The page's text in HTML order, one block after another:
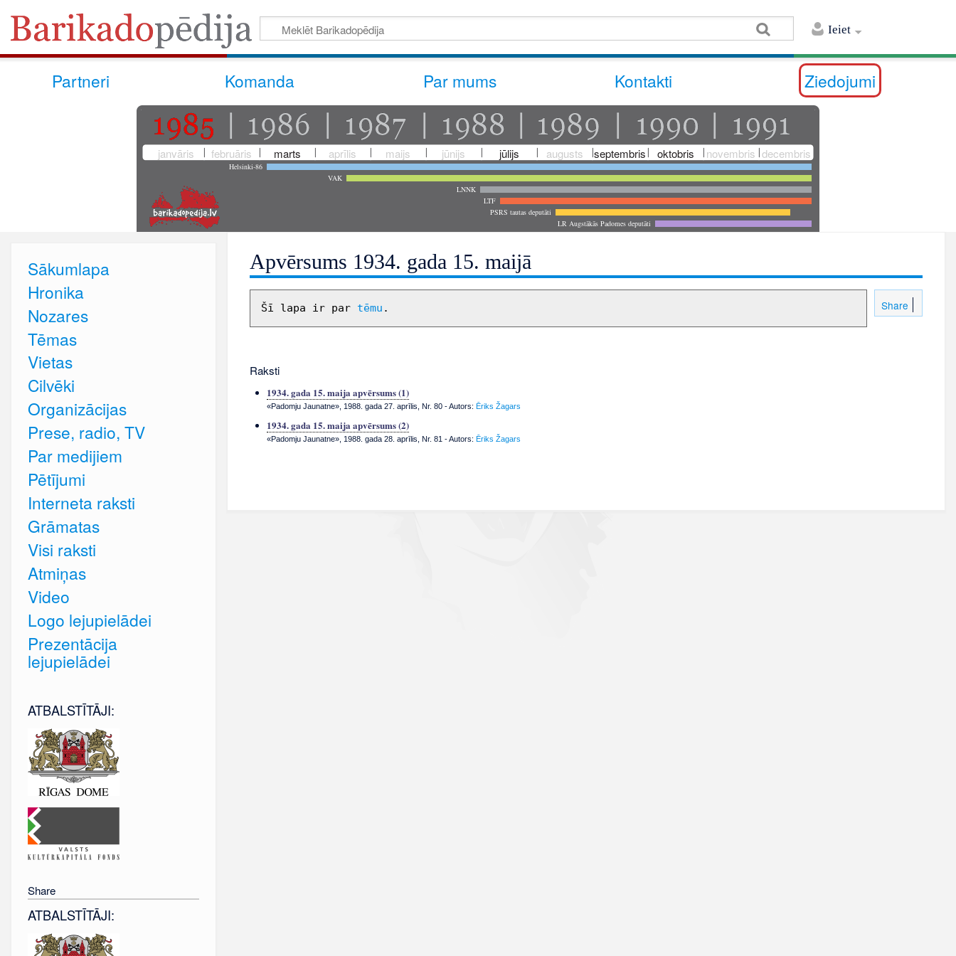
Ieiet
Partneri Komanda Par mums Kontakti Ziedojumi
janvāris februāris marts aprīlis maijs jūnijs jūlijs augusts septembris oktobris novembris decembris
Helsinki-86
VAK
LNNK
LTF
PSRS tautas deputāti
LR Augstākās Padomes deputāti
Apvērsums 1934. gada 15. maijā
Share
Šī lapa ir par tēmu
Raksti
1934. gada 15. maija apvērsums (1)
«Padomju Jaunatne», 1988. gada 27. aprīlis, Nr. 80- Autors: Ēriks Žagars
1934. gada 15. maija apvērsums (2)
«Padomju Jaunatne», 1988. gada 28. aprīlis, Nr. 81 - Autors: Ēriks Žagars
Sākumlapa
Hronika
Nozares
Tēmas
Vietas
Cilvēki
Organizācijas
Prese, radio, TV
Par medijiem
Pētījumi
Interneta raksti
Grāmatas
Visi raksti
Atmiņas
Video
Logo lejupielādei
Prezentācija
lejupielādei
ATBALSTĪTĀJI:
Share
ATBALSTĪTĀJI: